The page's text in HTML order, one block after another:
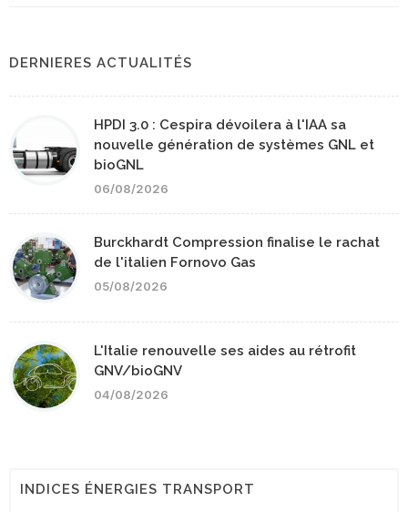
DERNIERES ACTUALITÉS
HPDI 3.0 : Cespira dévoilera à l'IAA sa
nouvelle génération de systèmes GNL et
bioGNL
06/08/2026
Burckhardt Compression finalise le rachat
de l'italien Fornovo Gas
05/08/2026
L'Italie renouvelle ses aides au rétrofit
GNV/bioGNV
04/08/2026
INDICES ÉNERGIES TRANSPORT